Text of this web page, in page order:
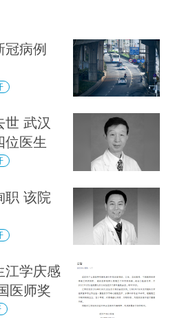
冠病例
世 武汉
位医生
职 该院
江学庆感
医师奖